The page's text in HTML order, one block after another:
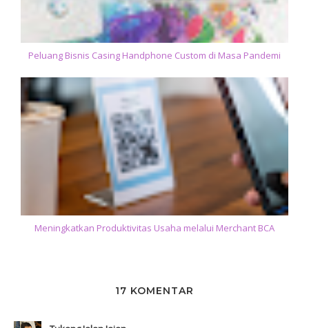
Peluang Bisnis Casing Handphone Custom di Masa Pandemi
Meningkatkan Produktivitas Usaha melalui Merchant BCA
17 KOMENTAR